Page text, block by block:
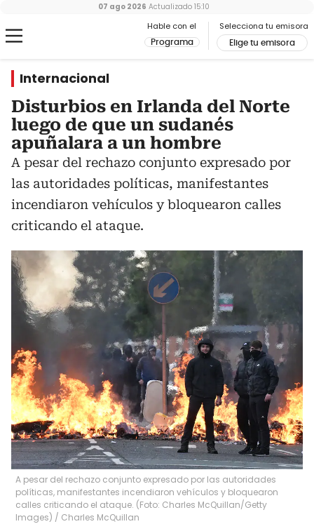
Hable con el
Programa
Selecciona tu emisora
Elige tu emisora
07 ago 2026 Actualizado 15:10
Internacional
Disturbios en Irlanda del Norte
luego de que un sudanés
apuñalara a un hombre
A pesar del rechazo conjunto expresado por
las autoridades políticas, manifestantes
incendiaron vehículos y bloquearon calles
criticando el ataque.
A pesar del rechazo conjunto expresado por las autoridades
políticas, manifestantes incendiaron vehículos y bloquearon
calles criticando el ataque. (Foto: Charles McQuillan/Getty
Images) / Charles McQuillan